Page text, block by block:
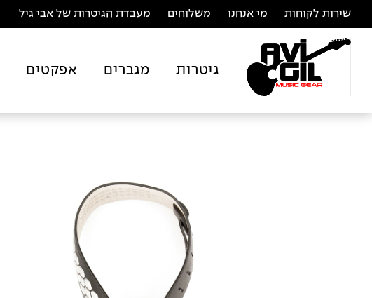
שירות לקוחות מי אנחנו משלוחים מעבדת הגיטרות של אבי גיל
גיטרות מגברים אפקטים